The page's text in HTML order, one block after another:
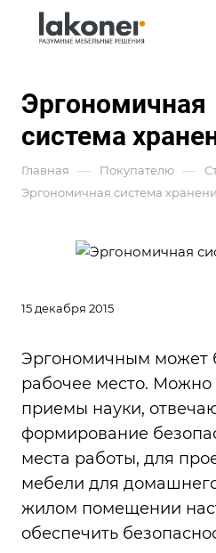
Эргономичная
система
Главная — Покупателю —
Эргономичная система
15 декабря 2015
Эргономичным может
рабочее место. Можно
приемы науки,
формирование
места работы, для
мебели для
жилом помещении
обеспечить